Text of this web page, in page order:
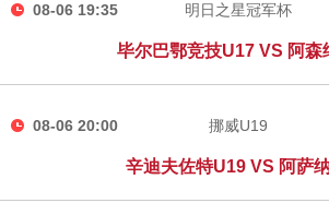
08-06 19:35 明日之星冠军杯
毕尔巴鄂竞技U17 VS 阿森
08-06 20:00 挪威U19
辛迪夫佐特U19 VS 阿萨